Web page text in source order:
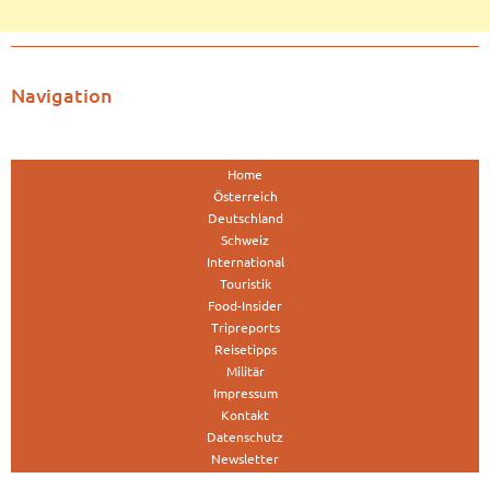
Navigation
Home
Österreich
Deutschland
Schweiz
International
Touristik
Food-Insider
Tripreports
Reisetipps
Militär
Impressum
Kontakt
Datenschutz
Newsletter